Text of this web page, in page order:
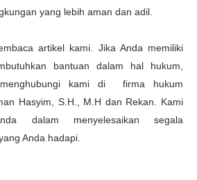
yang lebih aman dan adil.
artikel kami. Jika Anda memiliki
bantuan dalam hal hukum,
kami di firma hukum
Hasyim, S.H., M.H dan Rekan. Kami
dalam menyelesaikan segala
Anda hadapi.